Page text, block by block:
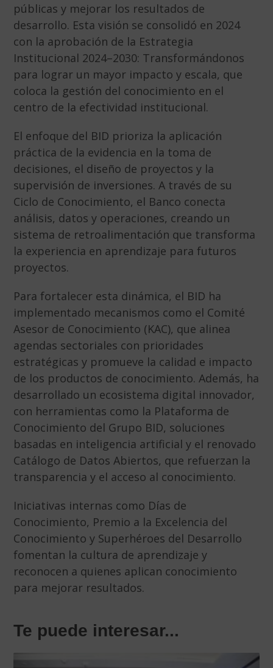
públicas y mejorar los resultados de
desarrollo. Esta visión se consolidó en 2024
con la aprobación de la Estrategia
Institucional 2024–2030: Transformándonos
para lograr un mayor impacto y escala, que
coloca la gestión del conocimiento en el
centro de la efectividad institucional.
El enfoque del BID prioriza la aplicación
práctica de la evidencia en la toma de
decisiones, el diseño de proyectos y la
supervisión de inversiones. A través de su
Ciclo de Conocimiento, el Banco conecta
análisis, datos y operaciones, creando un
sistema de retroalimentación que transforma
la experiencia en aprendizaje para futuros
proyectos.
Para fortalecer esta dinámica, el BID ha
implementado mecanismos como el Comité
Asesor de Conocimiento (KAC), que alinea
agendas sectoriales con prioridades
estratégicas y promueve la calidad e impacto
de los productos de conocimiento. Además, ha
desarrollado un ecosistema digital innovador,
con herramientas como la Plataforma de
Conocimiento del Grupo BID, soluciones
basadas en inteligencia artificial y el renovado
Catálogo de Datos Abiertos, que refuerzan la
transparencia y el acceso al conocimiento.
Iniciativas internas como Días de
Conocimiento, Premio a la Excelencia del
Conocimiento y Superhéroes del Desarrollo
fomentan la cultura de aprendizaje y
reconocen a quienes aplican conocimiento
para mejorar resultados.
Te puede interesar...